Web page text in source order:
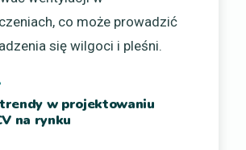
co może prowadzić
się wilgoci i pleśni.
w projektowaniu
na rynku